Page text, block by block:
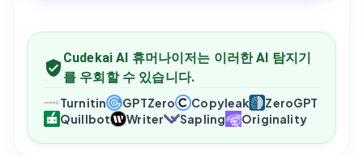
Cudekai AI 휴머나이저는 이러한 AI 탐지기
를 우회할 수 있습니다.
Turnitin GPTZero Copyleak
ZeroGPT
Quillbot
Writer Sapling Originality